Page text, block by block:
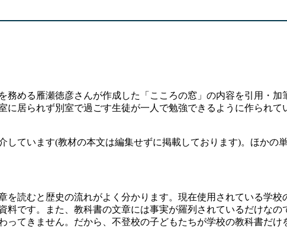
務める雁瀬徳彦さんが作成した「こころの窓」の内容を引用・
に居られず別室で過ごす生徒が一人で勉強できるように作られ
しています(教材の本文は編集せずに掲載しております)。ほかの
を読むと歴史の流れがよく分かります。現在使用されている学
料です。また、教科書の文章には事実が羅列されているだけな
ってきません。だから、不登校の子どもたちが学校の教科書だ